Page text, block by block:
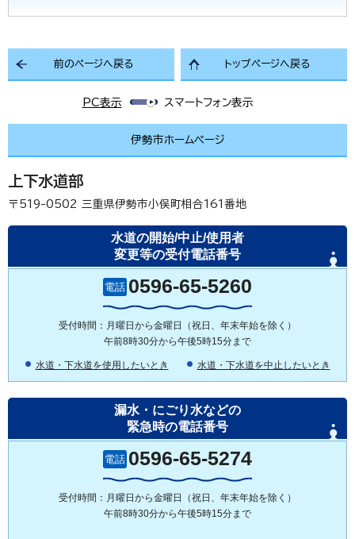
前のページへ戻る トップページへ戻る
PC表示 スマートフォン表示
伊勢市ホームページ
上下水道部
〒519-0502 三重県伊勢市小俣町相合161番地
水道の開始/中止/使用者
変更等の受付電話番号
電話 0596-65-5260
受付時間：月曜日から金曜日（祝日、年末年始を除く）
午前8時30分から午後5時15分まで
水道・下水道を使用したいとき 水道・下水道を中止したいとき
漏水・にごり水などの
緊急時の電話番号
電話 0596-65-5274
受付時間：月曜日から金曜日（祝日、年末年始を除く）
午前8時30分から午後5時15分まで